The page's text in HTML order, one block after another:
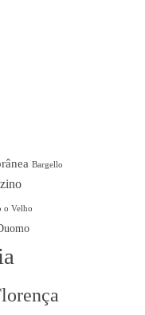
Bargello
o Velho